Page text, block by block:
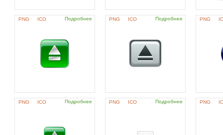
PNG ICO Подробнее PNG ICO Подробнее PNG
PNG ICO Подробнее PNG ICO Подробнее PNG